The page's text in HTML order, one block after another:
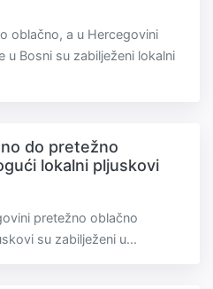
oblačno, a u Hercegovini
u Bosni su zabilježeni lokalni
do pretežno
lokalni pljuskovi
pretežno oblačno
su zabilježeni u...